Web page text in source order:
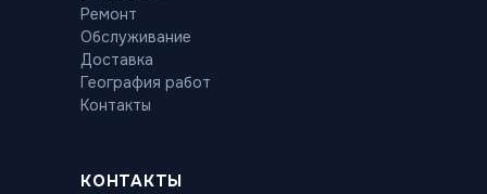
Ремонт
Обслуживание
Доставка
География работ
Контакты
КОНТАКТЫ